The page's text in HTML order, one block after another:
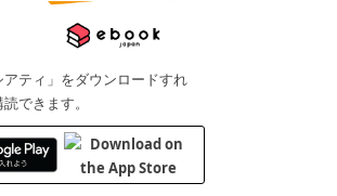
ティ」をダウンロードすれ
できます。